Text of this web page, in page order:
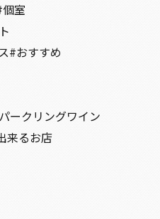
室
#おすすめ
ークリングワイン
来るお店